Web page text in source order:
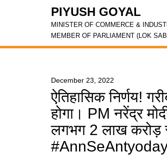
PIYUSH GOYAL
MINISTER OF COMMERCE &
MEMBER OF PARLIAMENT (LOK
December 23, 2022
ऐतिहासिक निर्णय!
होगा। PM नरेंद्र
लगभग 2 लाख करोड़